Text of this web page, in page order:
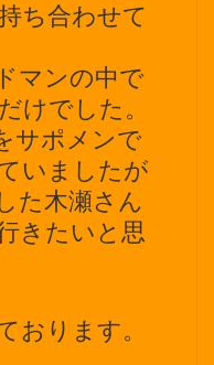
ち合わせて
マンの中で
けでした。
サポメンで
いましたが
た木瀬さん
きたいと思
おります。